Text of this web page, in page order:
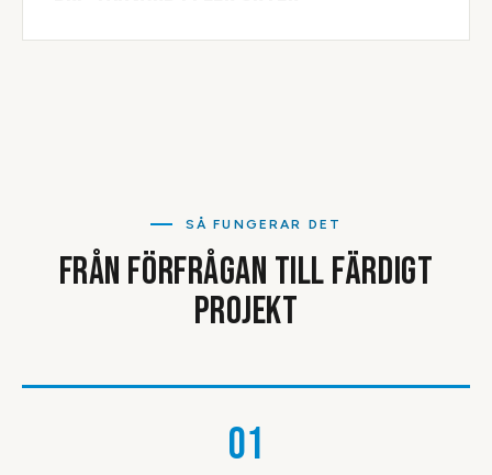
SÅ FUNGERAR DET
FRÅN FÖRFRÅGAN TILL FÄRDIGT
PROJEKT
01